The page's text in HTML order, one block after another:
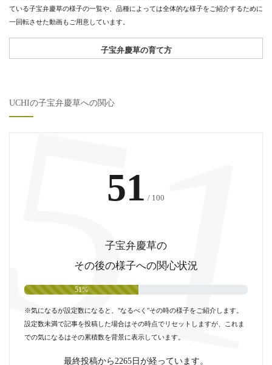
ている子宝弁慶草の様子の一覧や、品種によっては全体的な様子をご紹介するために
一回転させた動画もご用意しています。
子宝弁慶草の育て方
UCHIの子宝弁慶草への関心
51 / 100
子宝弁慶草の
その後の様子への関心状況
51%
※気になるが設定数になると、"なるべく"その時の様子をご紹介します。
設定数未満で記事を投稿した場合はその時点でリセットしますが、これま
での気になるはその累積数を背景に表示しています。
最終投稿から2265日が経っています。